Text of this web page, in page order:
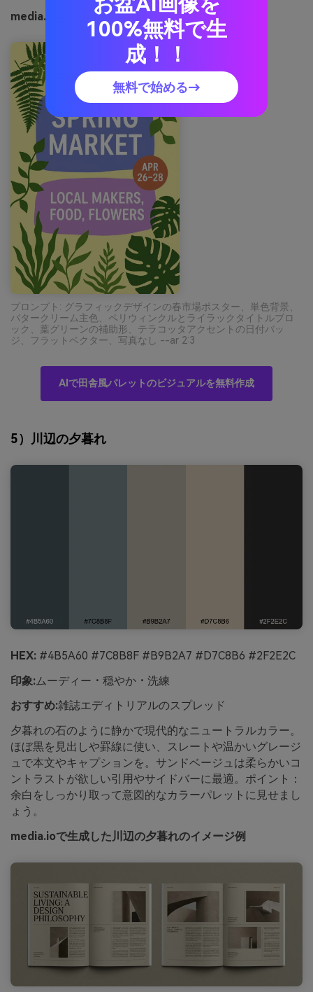
media.ioで生成した野花の小道のイメージ例
プロンプト: グラフィックデザインの春市場ポスター、単色背景、
バタークリーム主色、ペリウィンクルとライラックタイトルブロ
ック、葉グリーンの補助形、テラコッタアクセントの日付バッ
ジ、フラットベクター、写真なし --ar 2:3
AIで田舎風パレットのビジュアルを無料作成
5）川辺の夕暮れ
HEX: #4B5A60 #7C8B8F #B9B2A7 #D7C8B6 #2F2E2C
印象:ムーディー・穏やか・洗練
おすすめ:雑誌エディトリアルのスプレッド
夕暮れの石のように静かで現代的なニュートラルカラー。
ほぼ黒を見出しや罫線に使い、スレートや温かいグレージ
ュで本文やキャプションを。サンドベージュは柔らかいコ
ントラストが欲しい引用やサイドバーに最適。ポイント：
余白をしっかり取って意図的なカラーパレットに見せまし
ょう。
media.ioで生成した川辺の夕暮れのイメージ例
100%無料で生
成！！
無料で始める→